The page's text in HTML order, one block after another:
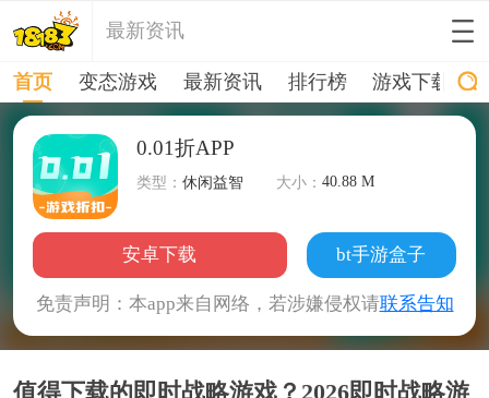
最新资讯
首页 变态游戏 最新资讯 排行榜 游戏下载
0.01折APP
类型：休闲益智 大小：40.88 M
安卓下载 bt手游盒子
免责声明：本app来自网络，若涉嫌侵权请联系告知
值得下载的即时战略游戏？2026即时战略游